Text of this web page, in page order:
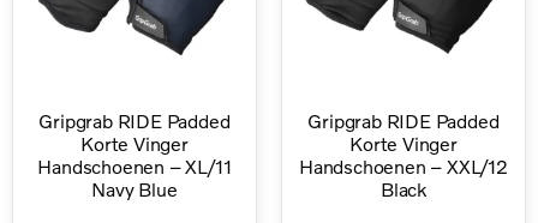
Gripgrab RIDE Padded
Korte Vinger
Handschoenen – XL/11
Navy Blue
Gripgrab RIDE Padded
Korte Vinger
Handschoenen – XXL/12
Black